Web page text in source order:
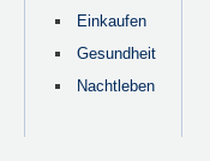
Einkaufen
Gesundheit
Nachtleben